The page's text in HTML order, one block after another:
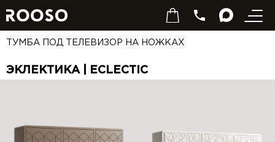
ТУМБА ПОД ТЕЛЕВИЗОР НА НОЖКАХ
ЭКЛЕКТИКА | ECLECTIC